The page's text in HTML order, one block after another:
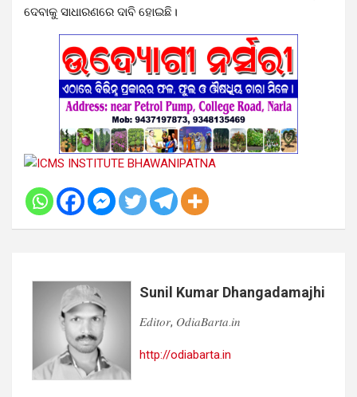
ଦେବାକୁ ସାଧାରଣରେ ଦାବି ହୋଇଛି।
Sunil Kumar Dhangadamajhi
𝐸𝑑𝑖𝑡𝑜𝑟, 𝑂𝑑𝑖𝑎𝐵𝑎𝑟𝑡𝑎.𝑖𝑛
http://odiabarta.in